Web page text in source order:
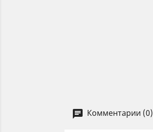
Комментарии (0)